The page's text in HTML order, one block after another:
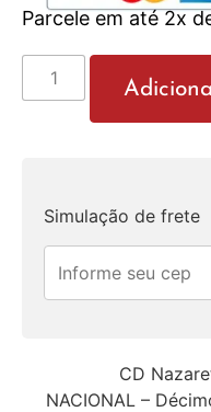
Parcele em até 2x
Simulação de frete
CD
NACIONAL –